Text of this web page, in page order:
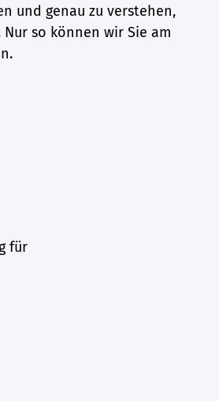
und genau zu verstehen,
so können wir Sie am